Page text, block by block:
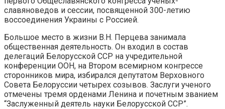
славяноведов и сессии, посвященной 300-летию
воссоединения Украины с Россией.
Большое место в жизни В.Н. Перцева занимала
общественная деятельность. Он входил в состав
делегаций Белорусской ССР на учредительной
конференции ООН, на Втором всемирном конгрессе
сторонников мира, избирался депутатом Верховного
Совета Белоруссии четырех созывов. Заслуги ученого
отмечены тремя орденами Ленина и почетным званием
“Заслуженный деятель науки Белорусской ССР”.